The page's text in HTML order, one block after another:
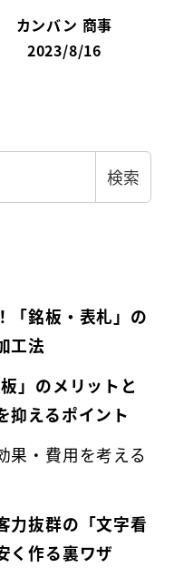
カンバン 商事
2023/8/16
検索
「銘板・表札」の
工法
」のメリットと
抑えるポイント
果・費用を考える
力抜群の「文字看
く作る裏ワザ